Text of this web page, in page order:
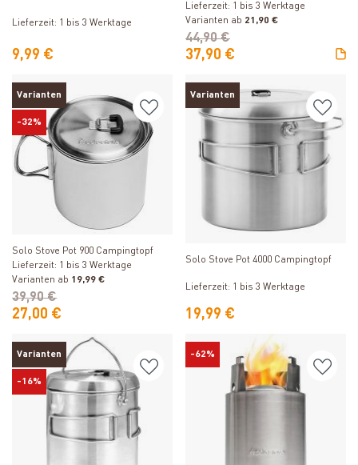
Lieferzeit: 1 bis 3 Werktage
9,99 €
Lieferzeit: 1 bis 3 Werktage
Varianten ab 21,90 €
37,90 €
44,90 €
Varianten
-32%
Produkt ansehen
Solo Stove Pot 900 Campingtopf
Lieferzeit: 1 bis 3 Werktage
Varianten ab 19,99 €
27,00 €
39,90 €
Varianten
Produkt ansehen
Solo Stove Pot 4000 Campingtopf
Lieferzeit: 1 bis 3 Werktage
19,99 €
Varianten
-16%
-62%